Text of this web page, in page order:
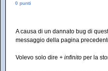
0 punti
A causa di un dannato bug di
messaggio della pagina
Volevo solo dire + infinito per la